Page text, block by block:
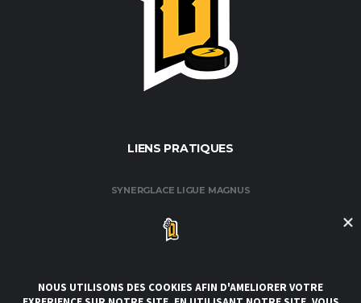
LIENS PRATIQUES
SYNERGLACE LIGUE MAGNUS
FÉDÉRATION FRANÇAISE DE HOCKEY / GLACE
CLUB DE HOCKEY AMATEUR DE ROUEN
CONDITIONS GÉNÉRALES DE VENTE ET D’UTILISATION